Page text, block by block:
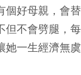
個好母親，會
但不會劈腿，
一生經濟無虞